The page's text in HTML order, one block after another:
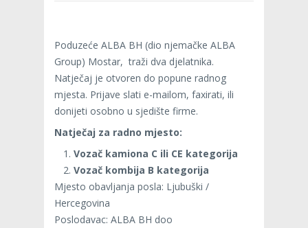
Poduzeće ALBA BH (dio njemačke ALBA
Group) Mostar, traži dva djelatnika.
Natječaj je otvoren do popune radnog
mjesta. Prijave slati e-mailom, faxirati, ili
donijeti osobno u sjedište firme.
Natječaj za radno mjesto:
Vozač kamiona C ili CE kategorija
Vozač kombija B kategorija
Mjesto obavljanja posla: Ljubuški /
Hercegovina
Poslodavac: ALBA BH doo